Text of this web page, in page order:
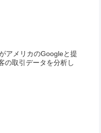
アメリカのGoogleと提
の取引データを分析し